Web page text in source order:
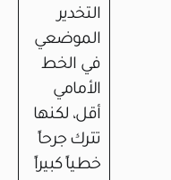
التخدير
الموضعي
في الخط
الأمامي
أقل، لكنها
تترك جرحاً
خطياً كبيراً